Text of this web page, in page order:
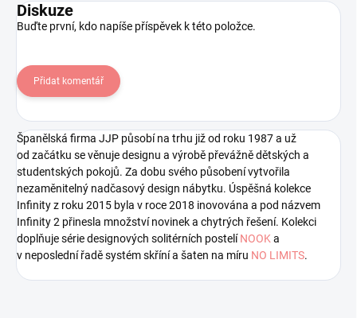
Diskuze
Buďte první, kdo napíše příspěvek k této položce.
Přidat komentář
Španělská firma JJP působí na trhu již od roku 1987 a už
od začátku se věnuje designu a výrobě převážně dětských a
studentských pokojů. Za dobu svého působení vytvořila
nezaměnitelný nadčasový design nábytku. Úspěšná kolekce
Infinity z roku 2015 byla v roce 2018 inovována a pod názvem
Infinity 2 přinesla množství novinek a chytrých řešení. Kolekci
doplňuje série designových solitérních postelíNOOKa
v neposlední řadě systém skříní a šaten na míru NO LIMITS.